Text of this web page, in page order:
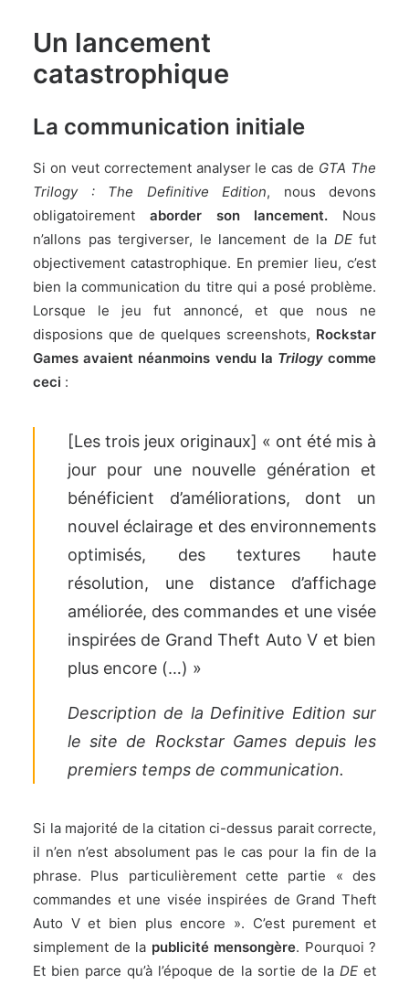
Un lancement
catastrophique
La communication initiale
Si on veut correctement analyser le cas de GTA The
Trilogy : The Definitive Edition, nous devons
obligatoirement aborder son lancement. Nous
n’allons pas tergiverser, le lancement de la DEfut
objectivement catastrophique. En premier lieu, c’est
bien la communication du titre qui a posé problème.
Lorsque le jeu fut annoncé, et que nous ne
disposions que de quelques screenshots, Rockstar
Games avaient néanmoins vendu la Trilogycomme
ceci :
[Les trois jeux originaux] « ont été mis à
jour pour une nouvelle génération et
bénéficient d’améliorations, dont un
nouvel éclairage et des environnements
optimisés, des textures haute
résolution, une distance d’affichage
améliorée, des commandes et une visée
inspirées de Grand Theft Auto V et bien
plus encore (…) »
Description de la Definitive Edition sur
le site de Rockstar Games depuis les
premiers temps de communication.
Si la majorité de la citation ci-dessus parait correcte,
il n’en n’est absolument pas le cas pour la fin de la
phrase. Plus particulièrement cette partie « des
commandes et une visée inspirées de Grand Theft
Auto V et bien plus encore ». C’est purement et
simplement de la publicité mensongère. Pourquoi ?
Et bien parce qu’à l’époque de la sortie de la DEet